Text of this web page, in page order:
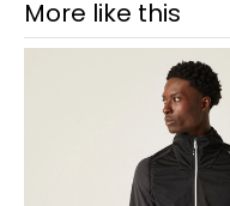
More like this